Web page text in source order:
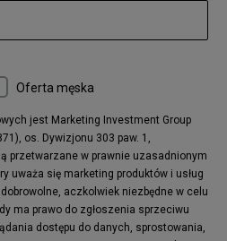
Oferta męska
jest Marketing Investment Group
os. Dywizjonu 303 paw. 1,
przetwarzane w prawnie uzasadnionym
uważa się marketing produktów i usług
aczkolwiek niezbędne w celu
ma prawo do zgłoszenia sprzeciwu
dostępu do danych, sprostowania,